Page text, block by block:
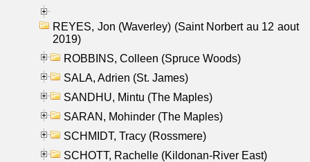
REYES, Jon (Waverley) (Saint Norbert au 12 aout
2019)
ROBBINS, Colleen (Spruce Woods)
SALA, Adrien (St. James)
SANDHU, Mintu (The Maples)
SARAN, Mohinder (The Maples)
SCHMIDT, Tracy (Rossmere)
SCHOTT, Rachelle (Kildonan-River East)